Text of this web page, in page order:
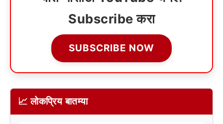
Subscribe करा
SUBSCRIBE NOW
📈 लोकप्रिय बातम्या